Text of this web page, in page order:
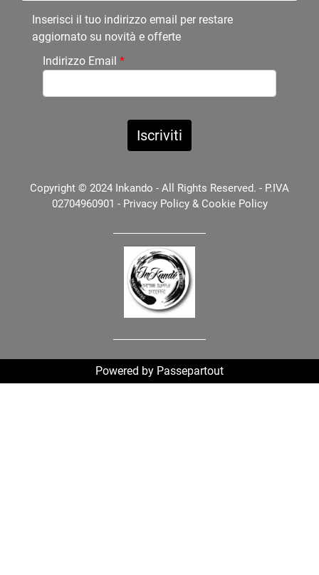
Inserisci il tuo indirizzo email per restare
aggiornato su novità e offerte
Indirizzo Email *
Copyright © 2024 Inkando - All Rights Reserved. - P.IVA
02704960901 - Privacy Policy& Cookie Policy
Powered by Passepartout